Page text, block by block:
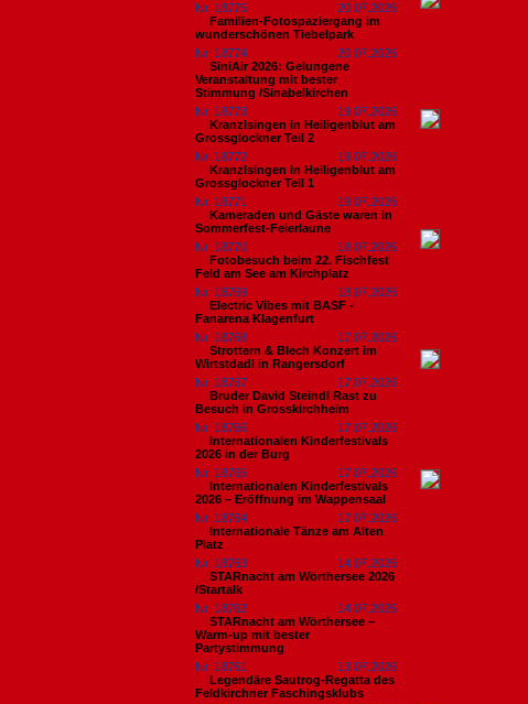
Nr. 18775
20.07.2026
Familien-Fotospaziergang im
wunderschönen Tiebelpark
Nr. 18774
20.07.2026
SiniAir 2026: Gelungene
Veranstaltung mit bester
Stimmung /Sinabelkirchen
Nr. 18773
19.07.2026
Kranzlsingen in Heiligenblut am
Grossglockner Teil 2
Nr. 18772
19.07.2026
Kranzlsingen in Heiligenblut am
Grossglockner Teil 1
Nr. 18771
19.07.2026
Kameraden und Gäste waren in
Sommerfest-Feierlaune
Nr. 18770
18.07.2026
Fotobesuch beim 22. Fischfest
Feld am See am Kirchplatz
Nr. 18769
18.07.2026
Electric Vibes mit BASF -
Fanarena Klagenfurt
Nr. 18768
17.07.2026
Strottern & Blech Konzert im
Wirtstdadl in Rangersdorf
Nr. 18767
17.07.2026
Bruder David Steindl Rast zu
Besuch in Grosskirchheim
Nr. 18766
17.07.2026
Internationalen Kinderfestivals
2026 in der Burg
Nr. 18765
17.07.2026
Internationalen Kinderfestivals
2026 – Eröffnung im Wappensaal
Nr. 18764
17.07.2026
Internationale Tänze am Alten
Platz
Nr. 18763
14.07.2026
STARnacht am Wörthersee 2026
/Startalk
Nr. 18762
14.07.2026
STARnacht am Wörthersee –
Warm-up mit bester
Partystimmung
Nr. 18761
13.07.2026
Legendäre Sautrog-Regatta des
Feldkirchner Faschingsklubs